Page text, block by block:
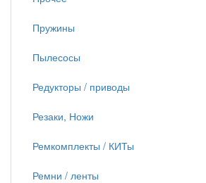
Пружины
Пылесосы
Редукторы / приводы
Резаки, Ножи
Ремкомплекты / КИТы
Ремни / ленты